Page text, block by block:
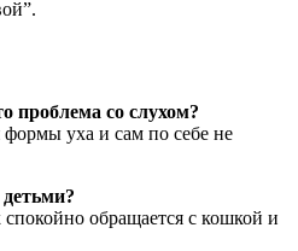
проблема со слухом?
уха и сам по себе не
обращается с кошкой и